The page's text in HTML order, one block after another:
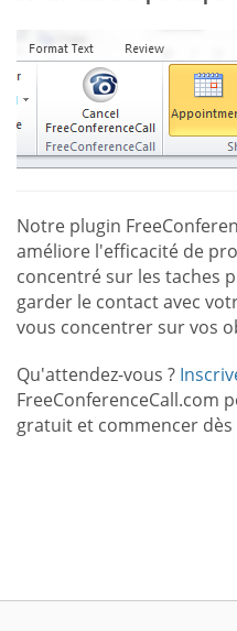
Notre plugin
améliore l'efficacité de
concentré sur les taches
garder le contact avec
vous concentrer sur vos
Qu'attendez-vous ?
FreeConferenceCall.com
gratuit et commencer